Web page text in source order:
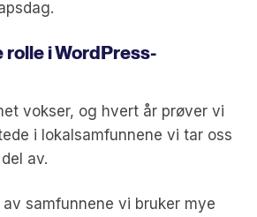
rolle i WordPress-
vokser, og hvert år prøver vi
i lokalsamfunnene vi tar oss
av.
samfunnene vi bruker mye